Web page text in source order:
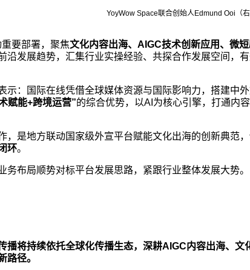
YoyWow Space联合创始人Edmund Ooi（右
要部署，聚焦文化内容出海、AIGC技术创新应用、微
沿发展趋势，汇集行业实操经验、共探合作发展空间，
示：国际在线凭借全球媒体资源与国际影响力，搭建中
赋能+跨境运营”的综合优势，以AI为核心引擎，打通内
是地方联动国家级外宣平台赋能文化出海的创新典范，
环。
务布局顺势对标平台发展思路，紧跟行业整体发展大势。
播将持续依托全球化传播生态，深耕AIGC内容出海、
路径。